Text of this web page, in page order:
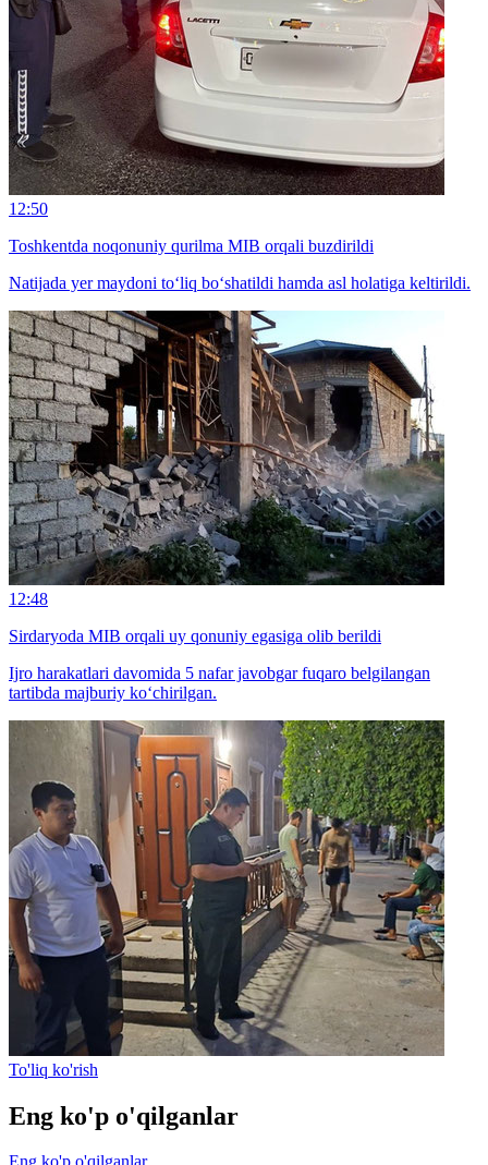
12:50
Toshkentda noqonuniy qurilma MIB orqali buzdirildi
Natijada yer maydoni to‘liq bo‘shatildi hamda asl holatiga keltirildi.
12:48
Sirdaryoda MIB orqali uy qonuniy egasiga olib berildi
Ijro harakatlari davomida 5 nafar javobgar fuqaro belgilangan
tartibda majburiy ko‘chirilgan.
To'liq ko'rish
Eng ko'p o'qilganlar